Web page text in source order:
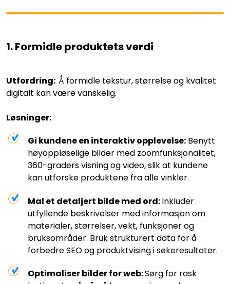
1. Formidle produktets verdi
Utfordring: Å formidle tekstur, størrelse og kvalitet
digitalt kan være vanskelig.
Løsninger:
Gi kundene en interaktiv opplevelse: Benytt
høyoppløselige bilder med zoomfunksjonalitet,
360-graders visning og video, slik at kundene
kan utforske produktene fra alle vinkler.
Mal et detaljert bilde med ord:Inkluder
utfyllende beskrivelser med informasjon om
materialer, størrelser, vekt, funksjoner og
bruksområder. Bruk strukturert data for å
forbedre SEO og produktvising i søkeresultater.
Optimaliser bilder for web:Sørg for rask